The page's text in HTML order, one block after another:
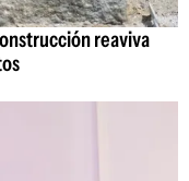
reaviva